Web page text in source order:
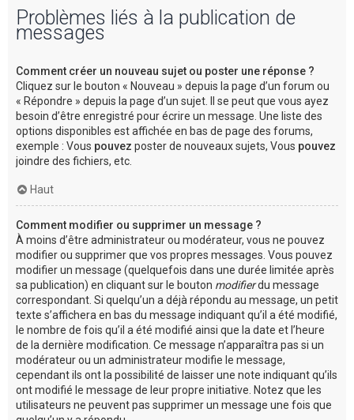
Problèmes liés à la publication de
messages
Comment créer un nouveau sujet ou poster une réponse ?
Cliquez sur le bouton « Nouveau » depuis la page d’un forum ou
« Répondre » depuis la page d’un sujet. Il se peut que vous ayez
besoin d’être enregistré pour écrire un message. Une liste des
options disponibles est affichée en bas de page des forums,
exemple : Vous pouvez poster de nouveaux sujets, Vous pouvez
joindre des fichiers, etc.
Haut
Comment modifier ou supprimer un message ?
À moins d’être administrateur ou modérateur, vous ne pouvez
modifier ou supprimer que vos propres messages. Vous pouvez
modifier un message (quelquefois dans une durée limitée après
sa publication) en cliquant sur le bouton modifierdu message
correspondant. Si quelqu’un a déjà répondu au message, un petit
texte s’affichera en bas du message indiquant qu’il a été modifié,
le nombre de fois qu’il a été modifié ainsi que la date et l’heure
de la dernière modification. Ce message n’apparaîtra pas si un
modérateur ou un administrateur modifie le message,
cependant ils ont la possibilité de laisser une note indiquant qu’ils
ont modifié le message de leur propre initiative. Notez que les
utilisateurs ne peuvent pas supprimer un message une fois que